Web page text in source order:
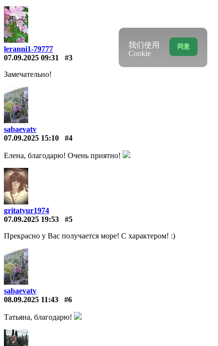
leranni1-79777
07.09.2025 09:31
#3
Замечательно!
sabaevatv
07.09.2025 15:10
#4
Елена, благодарю! Очень приятно!
gritatyur1974
07.09.2025 19:53
#5
Прекрасно у Вас получается море! С характером! :)
sabaevatv
08.09.2025 11:43
#6
Татьяна, благодарю!
同意
我们使用
Cookie